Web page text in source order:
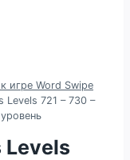
игре Word Swipe
Levels 721 – 730 –
Levels